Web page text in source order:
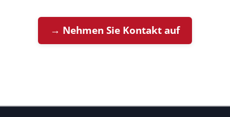
→ Nehmen Sie Kontakt auf